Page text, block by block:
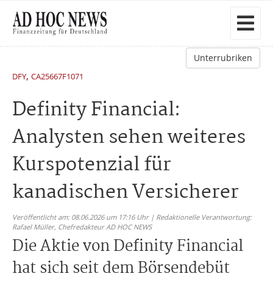
Unterrubriken
DFY, CA25667F1071
Definity Financial:
Analysten sehen weiteres
Kurspotenzial für
kanadischen Versicherer
Veröffentlicht am: 08.06.2026 um 17:16 Uhr | Redaktionelle Verantwortung:
Rafael Müller, Chefredakteur AD HOC NEWS
Die Aktie von Definity Financial
hat sich seit dem Börsendebüt